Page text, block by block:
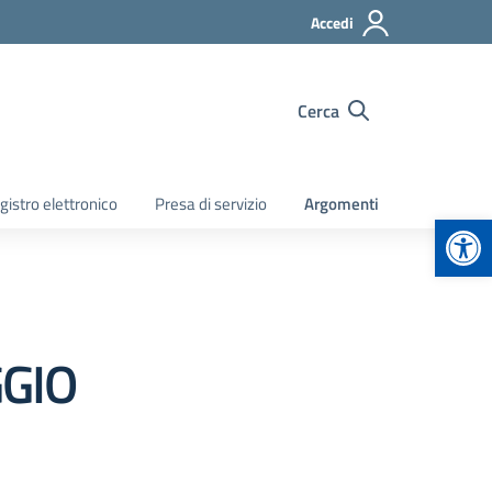
Accedi
Cerca
elettronico Presa di servizio Argomenti